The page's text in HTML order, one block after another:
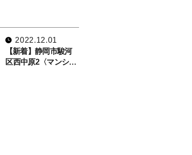
2022.12.01
【新着】静岡市駿河
区西中原2〈マンシ…